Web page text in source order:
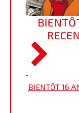
•
BIENTÔT 16